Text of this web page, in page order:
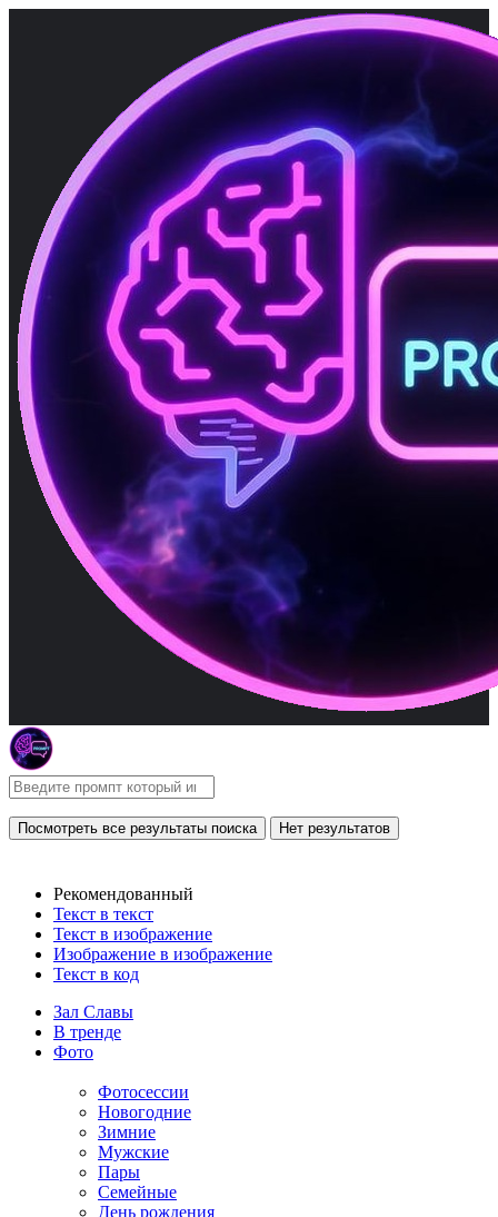
Посмотреть все результаты поиска Нет результатов
Рекомендованный
Текст в текст
Текст в изображение
Изображение в изображение
Текст в код
Зал Славы
В тренде
Фото
Фотосессии
Новогодние
Зимние
Мужские
Пары
Семейные
День рождения